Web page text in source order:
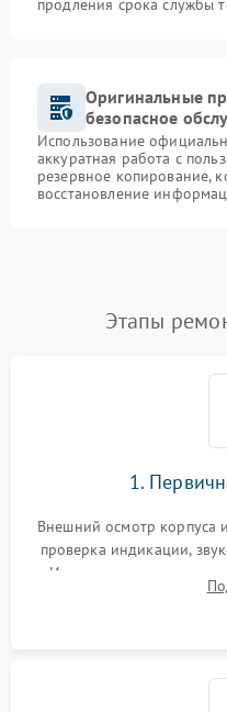
продления срока службы
Оригинальные
безопасное
Использование
аккуратная работа с
резервное копирование,
восстановление
Этапы
1.
Внешний осмотр корпуса
проверка индикации,
Измерение входного и
реакции ИБП на